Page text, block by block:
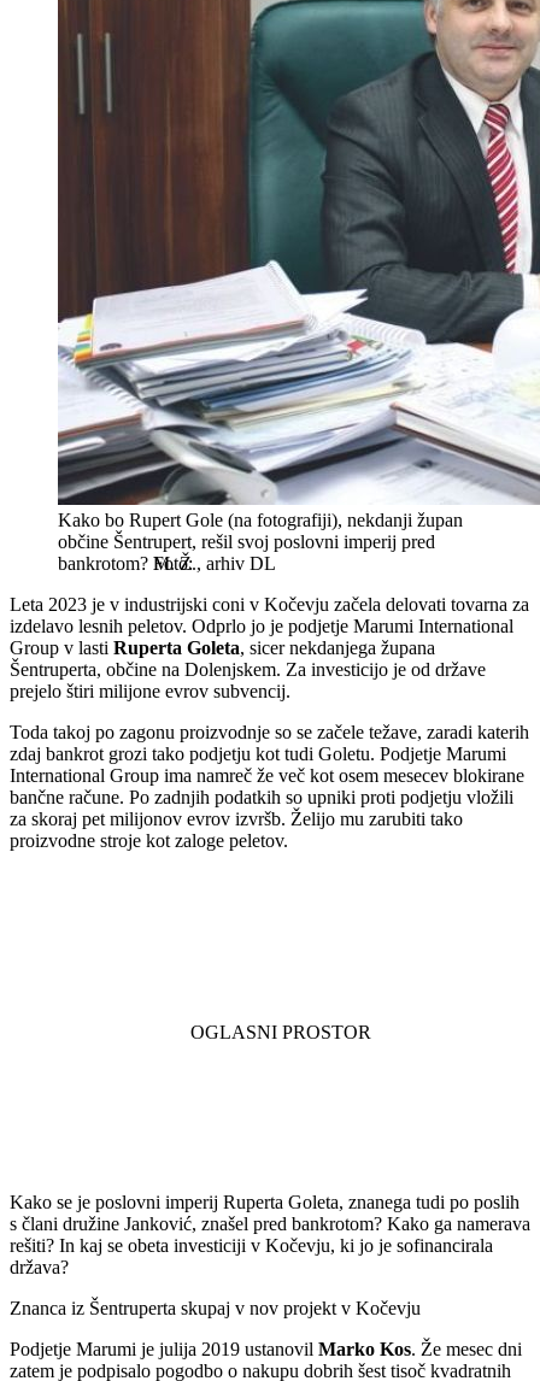
Kako bo Rupert Gole (na fotografiji), nekdanji župan
občine Šentrupert, rešil svoj poslovni imperij pred
bankrotom? M. Ž., arhiv DL
Leta 2023 je v industrijski coni v Kočevju začela delovati tovarna za
izdelavo lesnih peletov. Odprlo jo je podjetje Marumi International
Group v lasti Ruperta Goleta, sicer nekdanjega župana
Šentruperta, občine na Dolenjskem. Za investicijo je od države
prejelo štiri milijone evrov subvencij.
Toda takoj po zagonu proizvodnje so se začele težave, zaradi katerih
zdaj bankrot grozi tako podjetju kot tudi Goletu. Podjetje Marumi
International Group ima namreč že več kot osem mesecev blokirane
bančne račune. Po zadnjih podatkih so upniki proti podjetju vložili
za skoraj pet milijonov evrov izvršb. Želijo mu zarubiti tako
proizvodne stroje kot zaloge peletov.
Kako se je poslovni imperij Ruperta Goleta, znanega tudi po poslih
s člani družine Janković, znašel pred bankrotom? Kako ga namerava
rešiti? In kaj se obeta investiciji v Kočevju, ki jo je sofinancirala
država?
Znanca iz Šentruperta skupaj v nov projekt v Kočevju
Podjetje Marumi je julija 2019 ustanovil Marko Kos. Že mesec dni
zatem je podpisalo pogodbo o nakupu dobrih šest tisoč kvadratnih